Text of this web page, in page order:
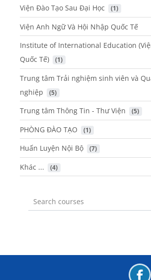
Viện Đào Tạo Sau Đại Học
(1)
Viện Anh Ngữ Và Hội Nhập Quốc Tế
Institute of International Education
Quốc Tế)
(1)
Trung tâm Trải nghiệm sinh viên và
nghiệp
(5)
Trung tâm Thông Tin - Thư Viện (5)
PHÒNG ĐÀO TẠO (1)
Huấn Luyện Nội Bộ (7)
Khác ... (4)
Search courses